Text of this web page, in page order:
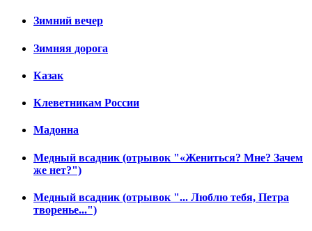
Зимний вечер
Зимняя дорога
Казак
Клеветникам России
Мадонна
Медный всадник (отрывок "«Жениться? Мне? Зачем
же нет?")
Медный всадник (отрывок "... Люблю тебя, Петра
творенье...")